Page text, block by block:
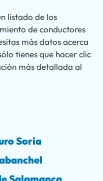
listado de los
de conductores
más datos acerca
tienes que hacer clic
más detallada al
Soria